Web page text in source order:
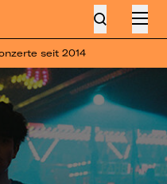
seit 2014